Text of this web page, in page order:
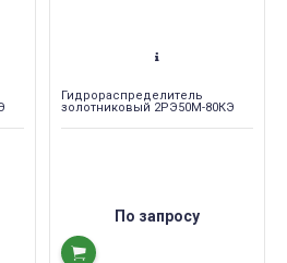
Гидрораспределитель
золотниковый 2РЭ50М-80КЭ
По запросу